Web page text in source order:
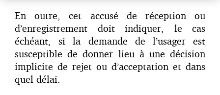
En outre, cet accusé de réception ou
d’enregistrement doit indiquer, le cas
échéant, si la demande de l’usager est
susceptible de donner lieu à une décision
implicite de rejet ou d’acceptation et dans
quel délai.